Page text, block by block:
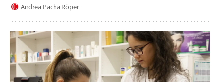
Andrea Pacha Röper